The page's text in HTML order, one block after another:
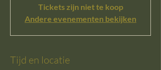
Tickets zijn niet te koop
Andere evenementen bekijken
Tijd en locatie